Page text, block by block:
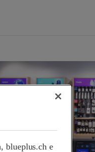
blueplus.ch e